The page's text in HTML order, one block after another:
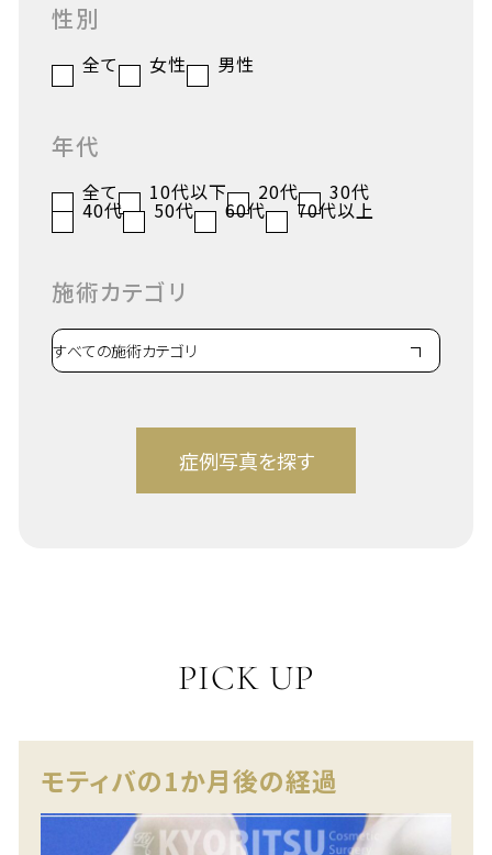
性別
全て 女性 男性
年代
全て 10代以下 20代 30代
40代 50代 60代 70代以上
施術カテゴリ
PICK UP
モティバの1か月後の経過